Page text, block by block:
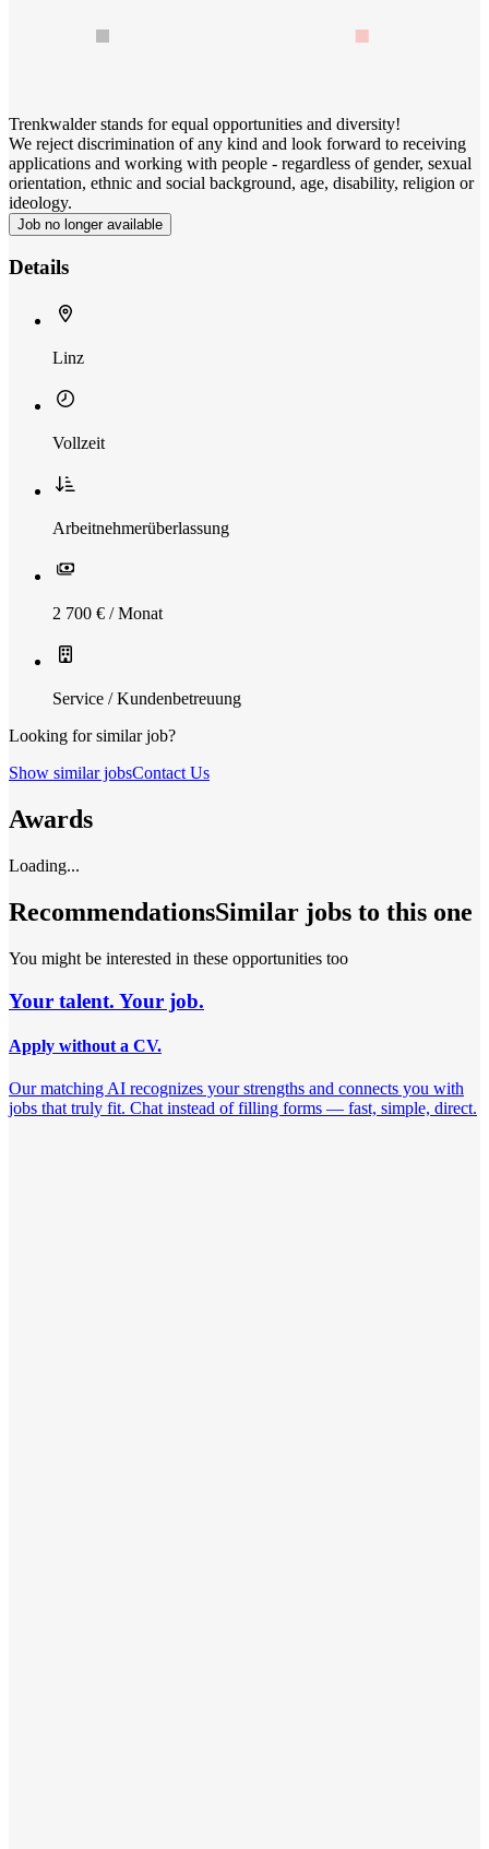
Trenkwalder stands for equal opportunities and diversity!
We reject discrimination of any kind and look forward to receiving
applications and working with people - regardless of gender, sexual
orientation, ethnic and social background, age, disability, religion or
ideology.
Job no longer available
Details
Linz
Vollzeit
Arbeitnehmerüberlassung
2 700 € / Monat
Service / Kundenbetreuung
Looking for similar job?
Show similar jobsContact Us
Awards
Loading...
RecommendationsSimilar jobs to this one
You might be interested in these opportunities too
Your talent. Your job.
Apply without a CV.
Our matching AI recognizes your strengths and connects you with
jobs that truly fit. Chat instead of filling forms — fast, simple, direct.